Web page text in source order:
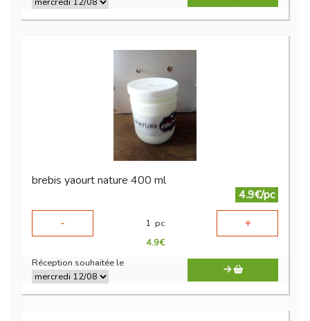
brebis yaourt nature 400 ml
4.9€/pc
-
1 pc +
4.9€
Réception souhaitée le